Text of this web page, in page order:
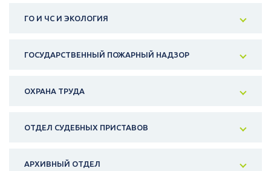
ГО И ЧС И ЭКОЛОГИЯ
ГОСУДАРСТВЕННЫЙ ПОЖАРНЫЙ НАДЗОР
ОХРАНА ТРУДА
ОТДЕЛ СУДЕБНЫХ ПРИСТАВОВ
АРХИВНЫЙ ОТДЕЛ